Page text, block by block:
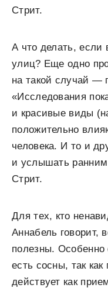
Стрит.
А что делать, если
улиц? Еще одно
на такой случай —
«Исследования
и красивые виды
положительно
человека. И то и
и услышать
Стрит.
Для тех, кто
Аннабель говорит,
полезны. Особенно
есть сосны, так
действует как